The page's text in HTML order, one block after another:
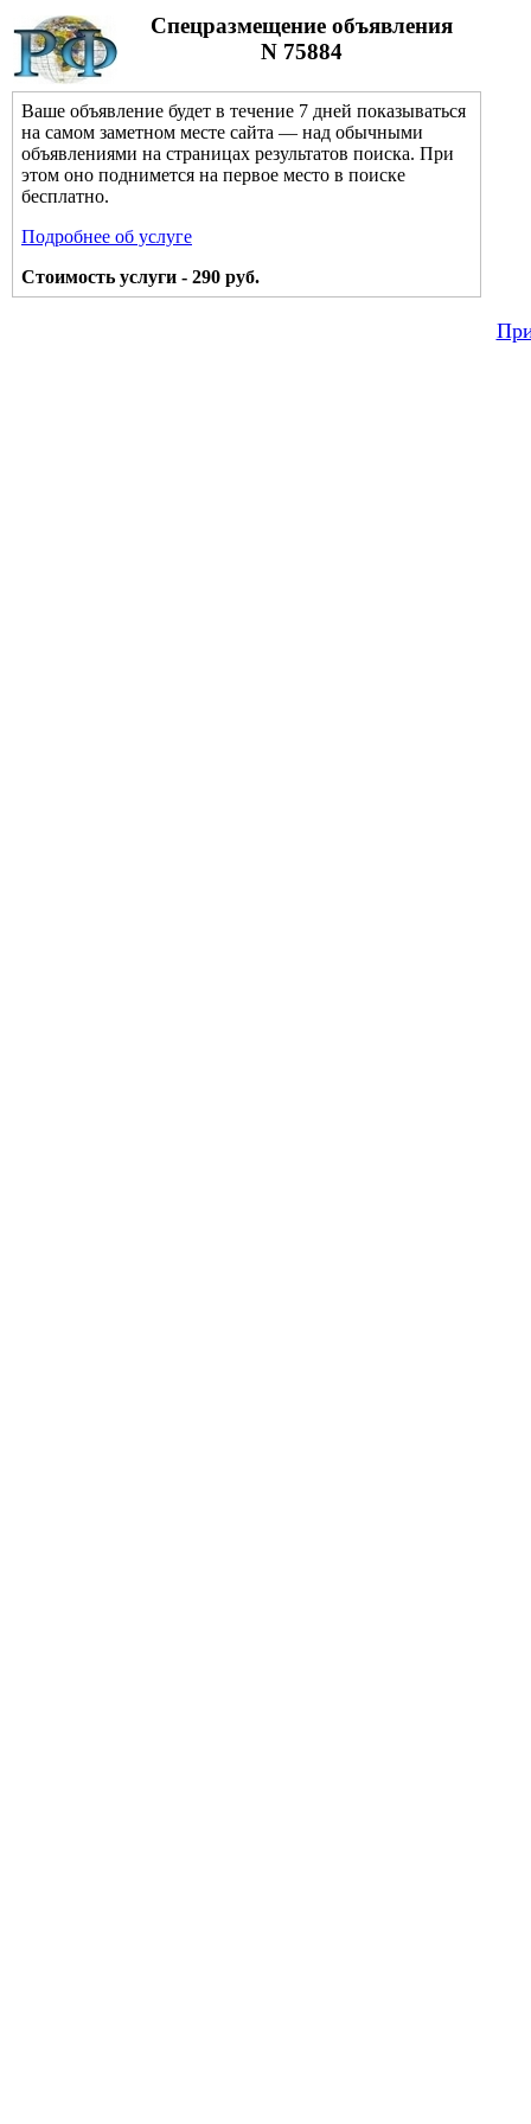
Спецразмещение объявления
N 75884
Ваше объявление будет в течение 7 дней показываться
на самом заметном месте сайта — над обычными
объявлениями на страницах результатов поиска. При
этом оно поднимется на первое место в поиске
бесплатно.
Подробнее об услуге
Стоимость услуги - 290 руб.